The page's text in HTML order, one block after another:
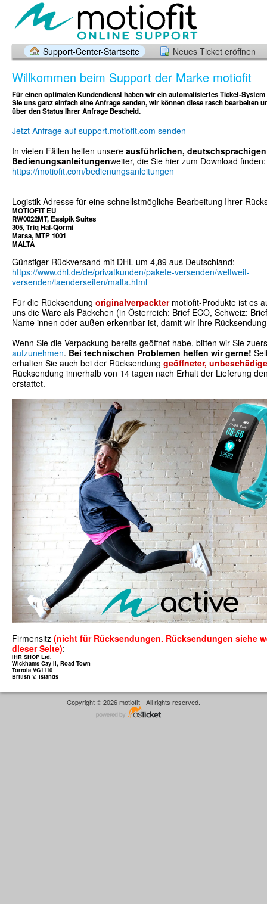
Support-Center-Startseite Neues Ticket eröffnen
Willkommen beim Support der Marke motiofit
Für einen optimalen Kundendienst haben wir ein automatisiertes Ticket-
Sie uns ganz einfach eine Anfrage senden, wir können diese rasch bearbeiten
über den Status Ihrer Anfrage Bescheid.
Jetzt Anfrage auf support.motiofit.com senden
In vielen Fällen helfen unsere ausführlichen, deutschsprachigen
Bedienungsanleitungenweiter, die Sie hier zum Download finden:
https://motiofit.com/bedienungsanleitungen
Logistik-Adresse für eine schnellstmögliche Bearbeitung Ihrer
MOTIOFIT EU
RW0022MT, Easipik Suites
305, Triq Hal-Qormi
Marsa, MTP 1001
MALTA
Günstiger Rückversand mit DHL um 4,89 aus Deutschland:
https://www.dhl.de/de/privatkunden/pakete-versenden/weltweit-
versenden/laenderseiten/malta.html
Für die Rücksendung originalverpacktermotiofit-Produkte ist es
uns die Ware als Päckchen (in Österreich: Brief ECO, Schweiz:
Name innen oder außen erkennbar ist, damit wir Ihre
Wenn Sie die Verpackung bereits geöffnet habe, bitten wir Sie
aufzunehmen. Bei technischen Problemen helfen wir gerne!
erhalten Sie auch bei der Rücksendung geöffneter,
Rücksendung innerhalb von 14 tagen nach Erhalt der Lieferung
erstattet.
Firmensitz (nicht für Rücksendungen. Rücksendungen siehe
dieser Seite):
IHR SHOP Ltd.
Wickhams Cay II, Road Town
Tortola VG1110
British V. Islands
Copyright © 2026 motiofit - All rights reserved.